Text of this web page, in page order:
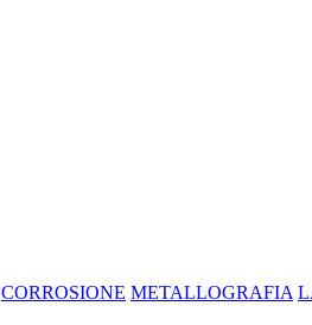
CORROSIONE METALLOGRAFIA